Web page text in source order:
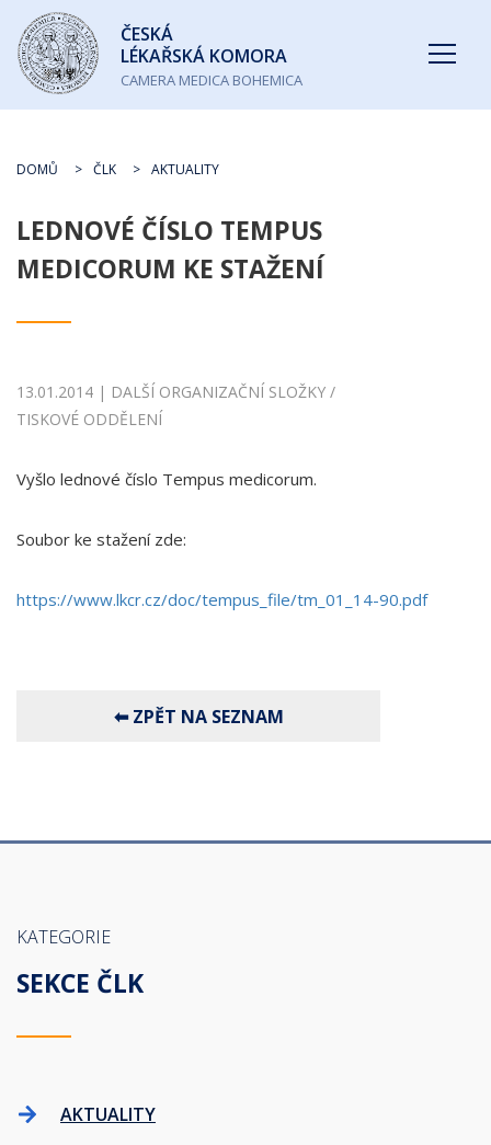
Česká
lékařská
komora
ČESKÁ
LÉKAŘSKÁ KOMORA
CAMERA MEDICA BOHEMICA
DOMŮ ČLK AKTUALITY
LEDNOVÉ ČÍSLO TEMPUS
MEDICORUM KE STAŽENÍ
13.01.2014 | DALŠÍ ORGANIZAČNÍ SLOŽKY /
TISKOVÉ ODDĚLENÍ
Vyšlo lednové číslo Tempus medicorum.
Soubor ke stažení zde:
https://www.lkcr.cz/doc/tempus_file/tm_01_14-90.pdf
KATEGORIE
SEKCE ČLK
AKTUALITY